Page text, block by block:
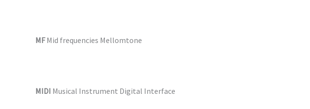
MFMid frequencies Mellomtone
MIDI Musical Instrument Digital Interface